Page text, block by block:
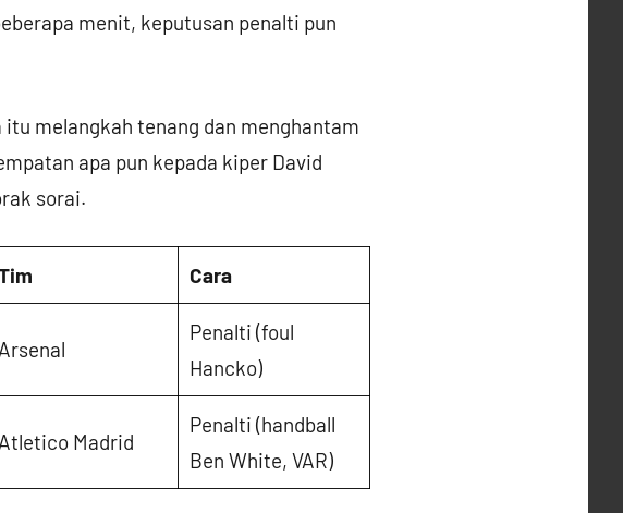
menit, keputusan penalti pun
melangkah tenang dan menghantam
apa pun kepada kiper David
sorai.
Cara
Arsenal
Penalti (foul
Hancko)
Atletico Madrid
Penalti (handball
Ben White, VAR)